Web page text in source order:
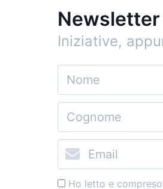
Newsletter
Iniziative,
Ho letto e compreso